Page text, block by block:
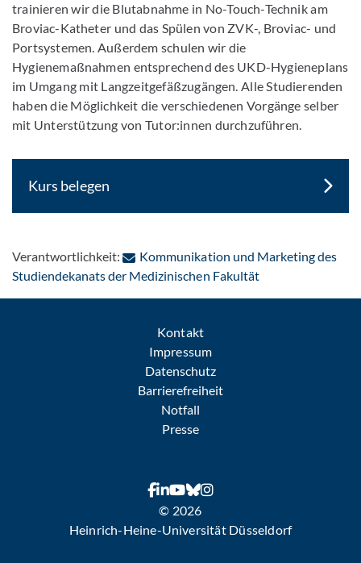
trainieren wir die Blutabnahme in No-Touch-Technik am
Broviac-Katheter und das Spülen von ZVK-, Broviac- und
Portsystemen. Außerdem schulen wir die
Hygienemaßnahmen entsprechend des UKD-Hygieneplans
im Umgang mit Langzeitgefäßzugängen. Alle Studierenden
haben die Möglichkeit die verschiedenen Vorgänge selber
mit Unterstützung von Tutor:innen durchzuführen.
Kurs belegen
Verantwortlichkeit:
Kommunikation und Marketing des
Studiendekanats der Medizinischen Fakultät: Per E-Mail
Kontakt
Impressum
Datenschutz
Barrierefreiheit
Notfall
Presse
© 2026
Heinrich-Heine-Universität Düsseldorf